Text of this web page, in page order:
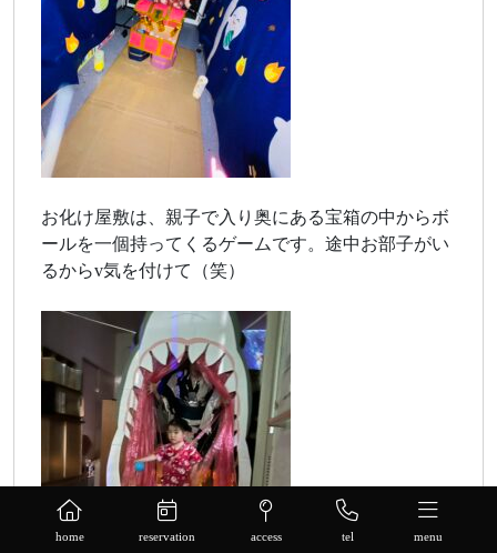
home reservation access tel menu
お化け屋敷は、親子で入り奥にある宝箱の中からボ
ールを一個持ってくるゲームです。途中お部子がい
るからv気を付けて（笑）